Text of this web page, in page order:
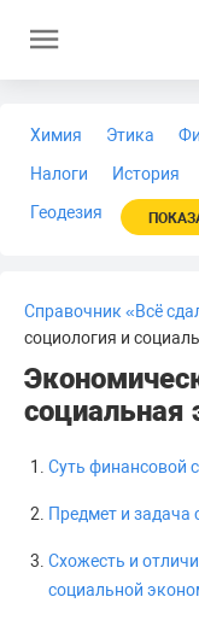
Химия Этика
Налоги
История
Геодезия
Справочник «Всё
социология и
социальная
Суть финансовой
Предмет и задача
Схожесть и
социальной